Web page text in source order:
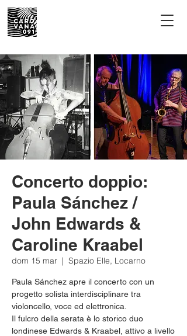
Concerto doppio:
Paula Sánchez /
John Edwards &
Caroline Kraabel
dom 15 mar
  |
Spazio Elle, Locarno
Paula Sánchez apre il concerto con un
progetto solista interdisciplinare tra
violoncello, voce ed elettronica.
Il fulcro della serata è lo storico duo
londinese Edwards & Kraabel, attivo a livello